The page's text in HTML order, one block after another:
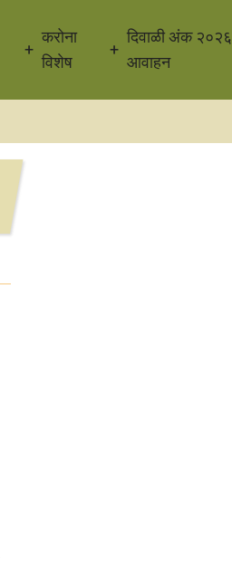
करोना
विशेष
दिवाळी अंक २०२६
आवाहन